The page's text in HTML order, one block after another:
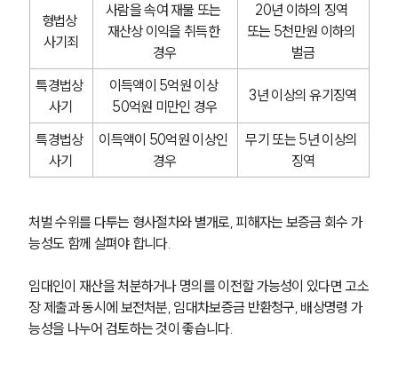
형법상
사기죄
사람을 속여 재물 또는
재산상 이익을 취득한
경우
20년 이하의 징역
또는 5천만원 이하의
벌금
특경법상
사기
이득액이 5억원 이상
50억원 미만인 경우
3년 이상의 유기징역
특경법상
사기
이득액이 50억원 이상인
경우
무기 또는 5년 이상의
징역
처벌 수위를 다투는 형사절차와 별개로, 피해자는 보증금 회수 가
능성도 함께 살펴야 합니다.
임대인이 재산을 처분하거나 명의를 이전할 가능성이 있다면 고소
장 제출과 동시에 보전처분, 임대차보증금 반환청구, 배상명령 가
능성을 나누어 검토하는 것이 좋습니다.